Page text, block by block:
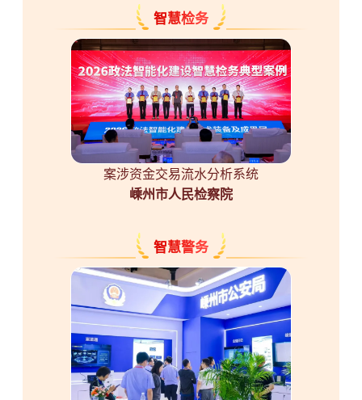
智慧检务
案涉资金交易流水分析系统
嵊州市人民检察院
智慧警务